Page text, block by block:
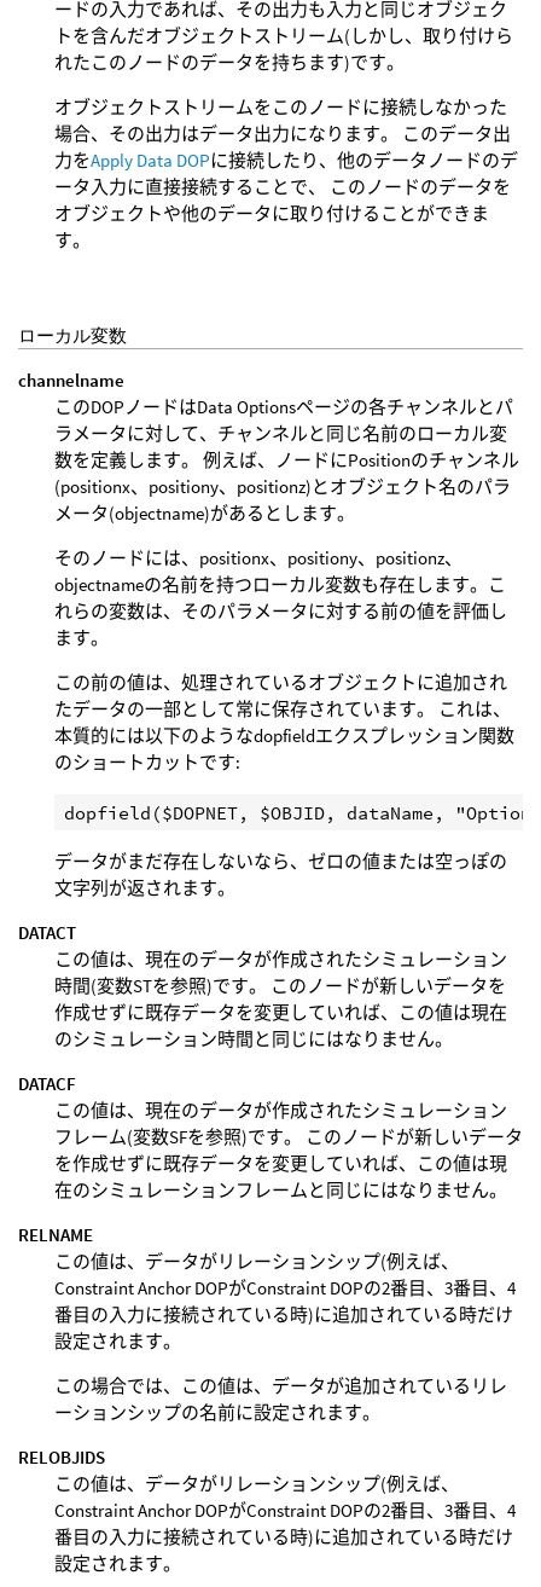
ードの入力であれば、その出力も入力と同じオブジェク
トを含んだオブジェクトストリーム(しかし、取り付けら
れたこのノードのデータを持ちます)です。
オブジェクトストリームをこのノードに接続しなかった
場合、その出力はデータ出力になります。 このデータ出
力をApply Data DOPに接続したり、他のデータノードのデ
ータ入力に直接接続することで、 このノードのデータを
オブジェクトや他のデータに取り付けることができま
す。
ローカル変数
channelname
このDOPノードはData Optionsページの各チャンネルとパ
ラメータに対して、チャンネルと同じ名前のローカル変
数を定義します。 例えば、ノードにPositionのチャンネル
(positionx、positiony、positionz)とオブジェクト名のパラ
メータ(objectname)があるとします。
そのノードには、positionx、positiony、positionz、
objectnameの名前を持つローカル変数も存在します。こ
れらの変数は、そのパラメータに対する前の値を評価し
ます。
この前の値は、処理されているオブジェクトに追加され
たデータの一部として常に保存されています。 これは、
本質的には以下のようなdopfieldエクスプレッション関数
のショートカットです:
データがまだ存在しないなら、ゼロの値または空っぽの
文字列が返されます。
DATACT
この値は、現在のデータが作成されたシミュレーション
時間(変数STを参照)です。 このノードが新しいデータを
作成せずに既存データを変更していれば、この値は現在
のシミュレーション時間と同じにはなりません。
DATACF
この値は、現在のデータが作成されたシミュレーション
フレーム(変数SFを参照)です。 このノードが新しいデータ
を作成せずに既存データを変更していれば、この値は現
在のシミュレーションフレームと同じにはなりません。
RELNAME
この値は、データがリレーションシップ(例えば、
Constraint Anchor DOPがConstraint DOPの2番目、3番目、4
番目の入力に接続されている時)に追加されている時だけ
設定されます。
この場合では、この値は、データが追加されているリレ
ーションシップの名前に設定されます。
RELOBJIDS
この値は、データがリレーションシップ(例えば、
Constraint Anchor DOPがConstraint DOPの2番目、3番目、4
番目の入力に接続されている時)に追加されている時だけ
設定されます。